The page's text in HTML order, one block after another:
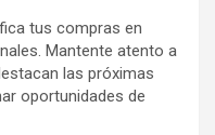
tus compras en
Mantente atento a
las próximas
oportunidades de